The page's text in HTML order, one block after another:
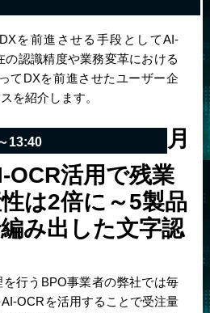
を前進させる手段としてAI-
の認識精度や業務変革における
てDXを前進させたユーザー企
を紹介します。
13:40
月
OCR活用で残業
は2倍に ～5製品
み出した文字認
行うBPO事業者の弊社では毎
OCRを活用することで受注量